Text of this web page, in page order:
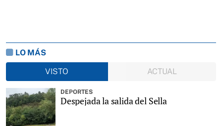
LO MÁS
VISTO
ACTUAL
DEPORTES
Despejada la salida del Sella